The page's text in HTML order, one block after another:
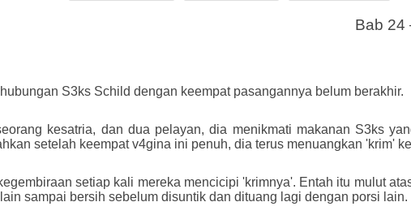
Bab 24
S3ks Schild dengan keempat pasangannya belum berakhir.
kesatria, dan dua pelayan, dia menikmati makanan S3ks
setelah keempat v4gina ini penuh, dia terus menuangkan 'krim'
setiap kali mereka mencicipi 'krimnya'. Entah itu mulut
sampai bersih sebelum disuntik dan dituang lagi dengan porsi lain.